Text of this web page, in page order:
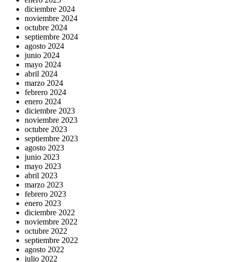
diciembre 2024
noviembre 2024
octubre 2024
septiembre 2024
agosto 2024
junio 2024
mayo 2024
abril 2024
marzo 2024
febrero 2024
enero 2024
diciembre 2023
noviembre 2023
octubre 2023
septiembre 2023
agosto 2023
junio 2023
mayo 2023
abril 2023
marzo 2023
febrero 2023
enero 2023
diciembre 2022
noviembre 2022
octubre 2022
septiembre 2022
agosto 2022
julio 2022